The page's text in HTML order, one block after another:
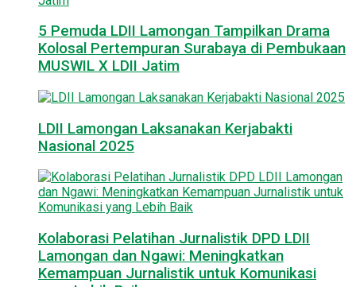
5 Pemuda LDII Lamongan Tampilkan Drama
Kolosal Pertempuran Surabaya di Pembukaan
MUSWIL X LDII Jatim
LDII Lamongan Laksanakan Kerjabakti
Nasional 2025
Kolaborasi Pelatihan Jurnalistik DPD LDII
Lamongan dan Ngawi: Meningkatkan
Kemampuan Jurnalistik untuk Komunikasi